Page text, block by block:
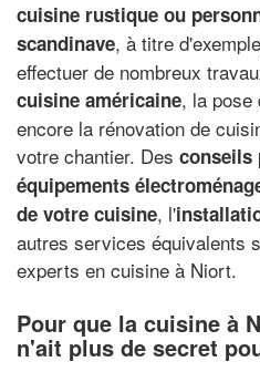
cuisine rustique ou
scandinave, à titre
effectuer de nombreux
cuisine américaine, la pose
encore la rénovation de
votre chantier. Des conseils
équipements
de votre cuisine, l'
autres services équivalents
experts en cuisine à Niort.
Pour que la cuisine à
n'ait plus de secret